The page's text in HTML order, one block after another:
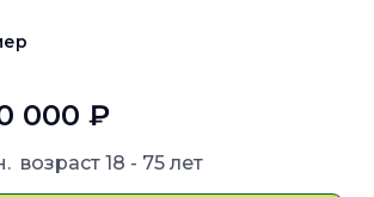
000 ₽
возраст 18 - 75 лет